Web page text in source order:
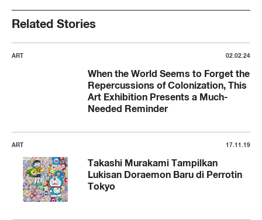
Related Stories
ART 02.02.24
When the World Seems to Forget the
Repercussions of Colonization, This
Art Exhibition Presents a Much-
Needed Reminder
ART 17.11.19
Takashi Murakami Tampilkan
Lukisan Doraemon Baru di Perrotin
Tokyo